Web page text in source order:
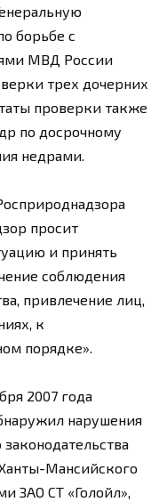
борьбе с
МВД России
трех дочерних
проверки также
по досрочному
недрами.
просит
и принять
соблюдения
привлечение лиц,
к
порядке».
2007 года
нарушения
Мансийского
ЗАО СТ «Голойл»,